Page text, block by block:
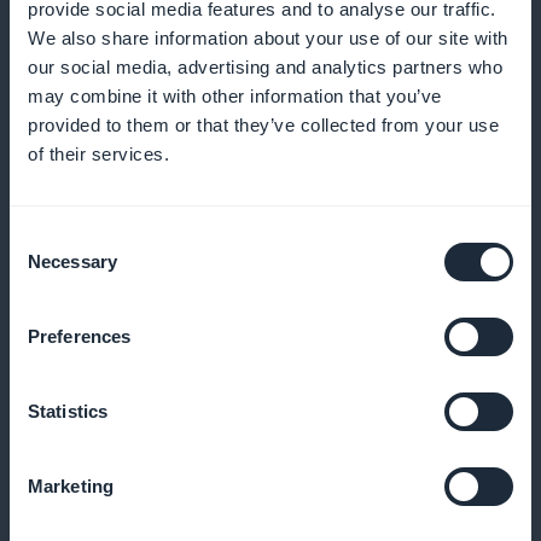
provide social media features and to analyse our traffic.
We also share information about your use of our site with
our social media, advertising and analytics partners who
may combine it with other information that you’ve
provided to them or that they’ve collected from your use
of their services.
Selection
Necessary
Preferences
Statistics
Marketing
Pedido expresso com um clique
Permita que seus clientes comprem diretamente da
folha ou lista de produtos
na tela do cliente
Oferecer promoções por tipo de cliente, produto ou